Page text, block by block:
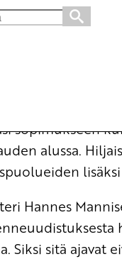
heikentää
sopimukseen
alussa.
Hannes
Siksi sitä ajavat